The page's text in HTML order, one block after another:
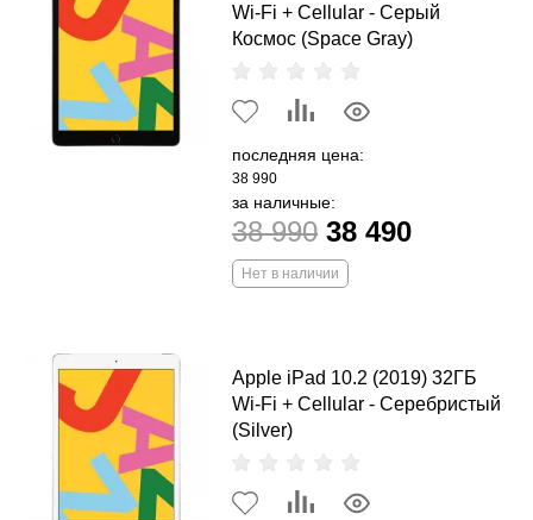
Wi-Fi + Cellular - Серый
Космос (Space Gray)
последняя цена:
38 990
за наличные:
38 990 38 490
Нет в наличии
Apple iPad 10.2 (2019) 32ГБ
Wi-Fi + Cellular - Серебристый
(Silver)